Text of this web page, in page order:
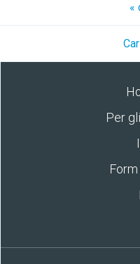
«
Per